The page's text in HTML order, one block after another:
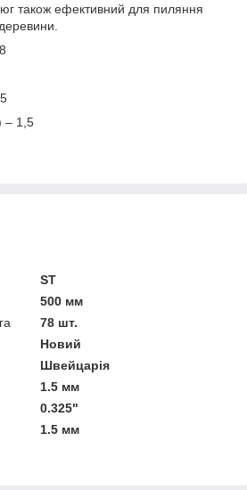
також ефективний для пиляння
– 1,5
ST
500 мм
78 шт.
Новий
Швейцарія
1.5 мм
0.325"
1.5 мм